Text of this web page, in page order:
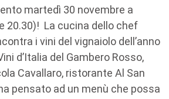
martedì 30 novembre a
20.30)! La cucina dello chef
i vini del vignaiolo dell’anno
d’Italia del Gambero Rosso,
Cavallaro, ristorante Al San
pensato ad un menù che possa